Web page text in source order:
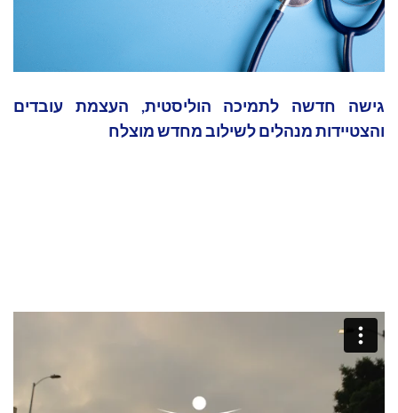
גישה חדשה לתמיכה הוליסטית, העצמת עובדים
והצטיידות מנהלים לשילוב מחדש מוצלח